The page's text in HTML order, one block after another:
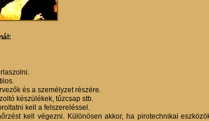
és a személyzet részére.
készülékek, tűzcsap stb.
kell a felszereléssel.
kell végezni. Különösen akkor, ha pirotechnikai